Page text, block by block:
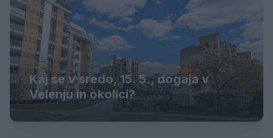
Kaj se v sredo, 15. 5., dogaja v
Velenju in okolici?